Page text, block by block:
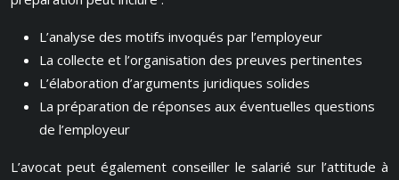
L’analyse des motifs invoqués par l’employeur
La collecte et l’organisation des preuves pertinentes
L’élaboration d’arguments juridiques solides
La préparation de réponses aux éventuelles questions
de l’employeur
L’avocat peut également conseiller le salarié sur l’attitude à